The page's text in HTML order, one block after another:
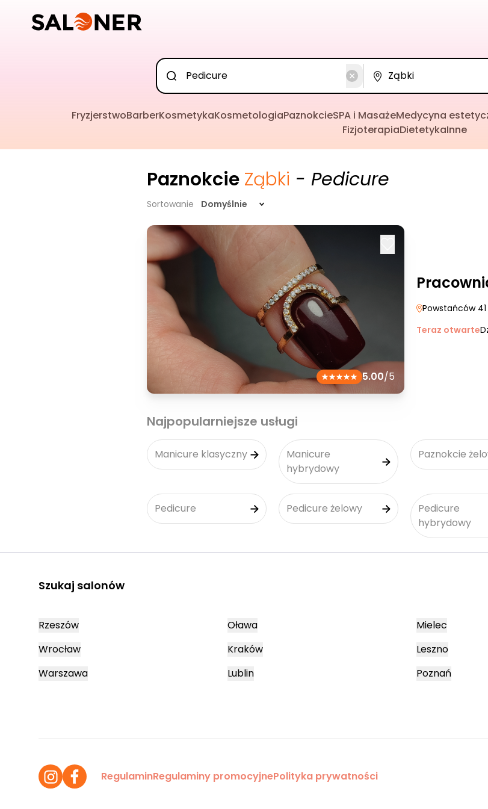
FryzjerstwoBarberKosmetykaKosmetologiaPaznokcieSPA i MasażeMedycyna
FizjoterapiaDietetykaInne
Paznokcie Ząbki - Pedicure
Sortowanie Domyślnie
5.00/5
Powstańców 41
Teraz otwarte
Najpopularniejsze usługi
Manicure klasyczny
Manicure
hybrydowy
Paznokcie
Pedicure Pedicure żelowy
Pedicure
hybrydowy
Szukaj salonów
Rzeszów
Wrocław
Warszawa
Oława
Kraków
Lublin
Mielec
Leszno
Poznań
RegulaminRegulaminy promocyjnePolityka prywatności